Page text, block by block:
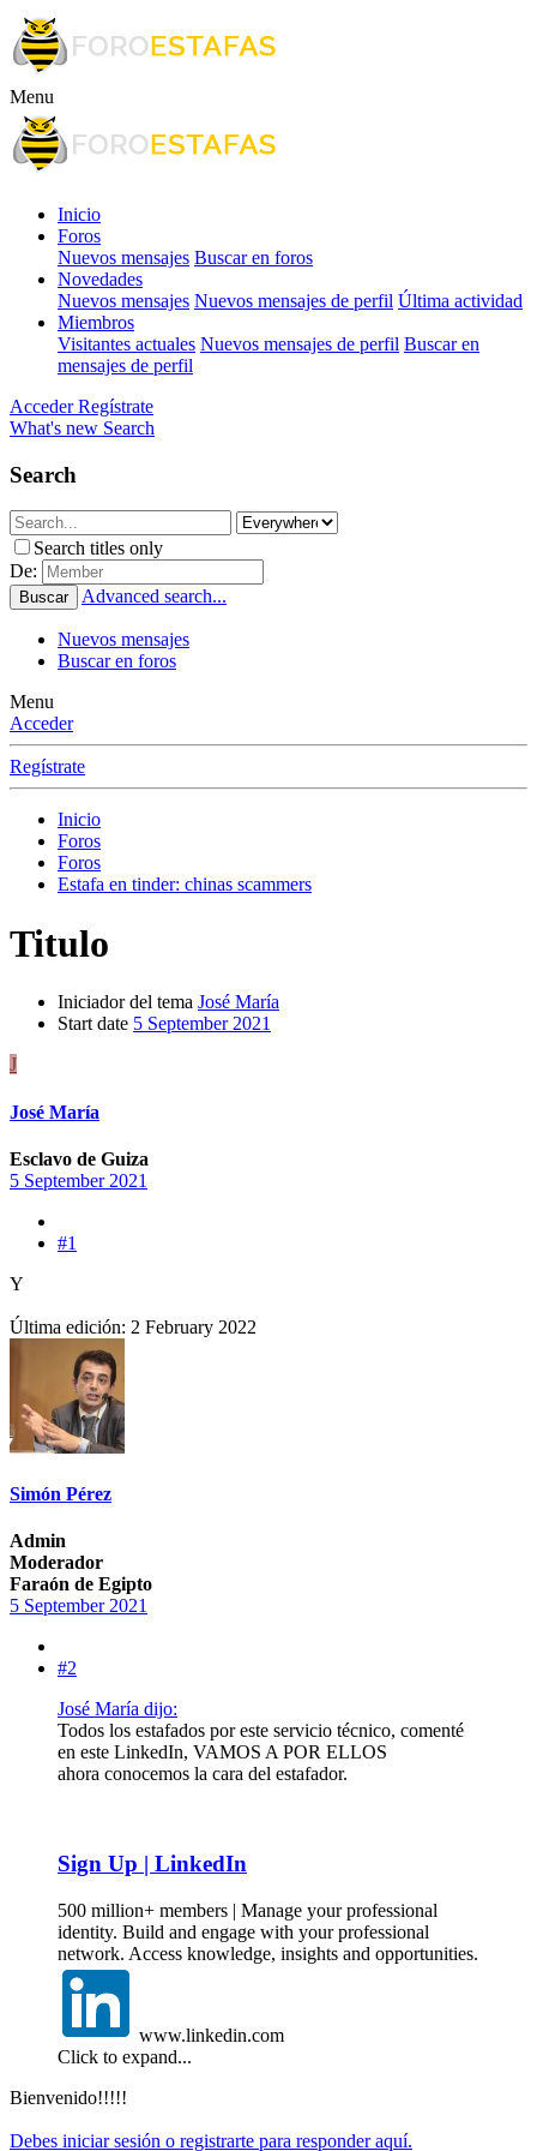
Menu
Inicio
Foros
Nuevos mensajes Buscar en foros
Novedades
Nuevos mensajes Nuevos mensajes de perfil Última actividad
Miembros
Visitantes actuales Nuevos mensajes de perfil Buscar en
mensajes de perfil
Acceder Regístrate
What's new Search
Search
Search titles only
De:
Buscar Advanced search...
Nuevos mensajes
Buscar en foros
Menu
Acceder
Regístrate
Inicio
Foros
Foros
Estafa en tinder: chinas scammers
Titulo
Iniciador del tema José María
Start date 5 September 2021
J
José María
Esclavo de Guiza
5 September 2021
#1
Y
Última edición: 2 February 2022
Simón Pérez
Admin
Moderador
Faraón de Egipto
5 September 2021
#2
José María dijo:
Todos los estafados por este servicio técnico, comenté
en este LinkedIn, VAMOS A POR ELLOS
ahora conocemos la cara del estafador.
Sign Up | LinkedIn
500 million+ members | Manage your professional
identity. Build and engage with your professional
network. Access knowledge, insights and opportunities.
www.linkedin.com
Click to expand...
Bienvenido!!!!!
Debes iniciar sesión o registrarte para responder aquí.